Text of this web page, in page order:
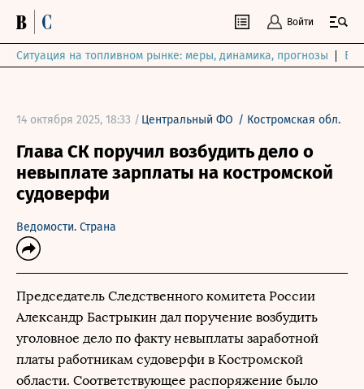
Войти
Ситуация на топливном рынке: меры, динамика, прогнозы
14 октября 2025, 18:33 / Центральный ФО / Костромская обл.
Глава СК поручил возбудить дело о
невыплате зарплаты на костромской
судоверфи
Ведомости. Страна
Председатель Следственного комитета России
Александр Бастрыкин дал поручение возбудить
уголовное дело по факту невыплаты заработной
платы работникам судоверфи в Костромской
области. Соответствующее распоряжение было